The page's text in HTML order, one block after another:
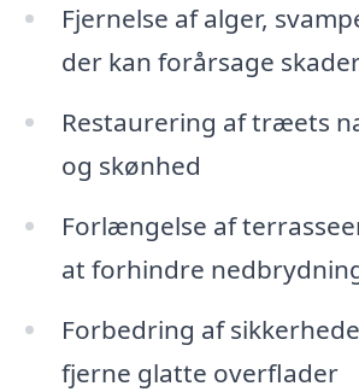
Fjernelse af alger,
der kan forårsage
Restaurering af træets
og skønhed
Forlængelse af
at forhindre
Forbedring af
fjerne glatte overflader